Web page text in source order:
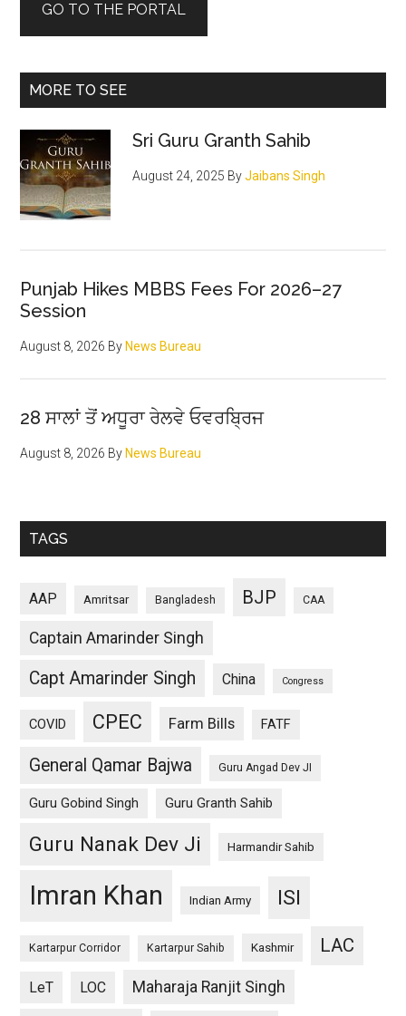
GO TO THE PORTAL
MORE TO SEE
Sri Guru Granth Sahib
August 24, 2025 ByJaibans Singh
Punjab Hikes MBBS Fees For 2026–27
Session
August 8, 2026 By News Bureau
28 ਸਾਲਾਂ ਤੋਂ ਅਧੂਰਾ ਰੇਲਵੇ ਓਵਰਬ੍ਰਿਜ
August 8, 2026 By News Bureau
TAGS
AAP Amritsar Bangladesh BJP CAA
Captain Amarinder Singh
Capt Amarinder Singh China Congress
COVID CPEC Farm Bills FATF
General Qamar Bajwa Guru Angad Dev JI
Guru Gobind Singh Guru Granth Sahib
Guru Nanak Dev Ji Harmandir Sahib
Imran Khan Indian Army ISI
Kartarpur Corridor Kartarpur Sahib Kashmir LAC
LeT LOC Maharaja Ranjit Singh